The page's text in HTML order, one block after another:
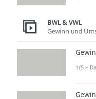
Praxis
zum
zu
etwa
BWL & VWL
Gewinn und
1/5 –